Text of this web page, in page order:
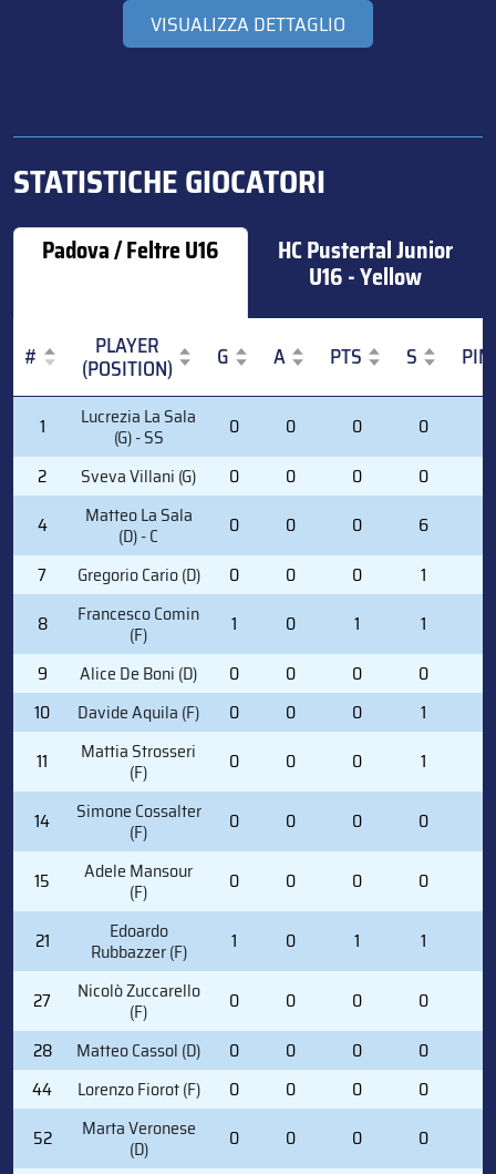
VISUALIZZA DETTAGLIO
STATISTICHE GIOCATORI
Padova / Feltre U16 HC Pustertal Junior
U16 - Yellow
# PLAYER
(POSITION) G A PTS S
PIM
PLAYER
(POSITION)
1 Lucrezia La Sala
(G) - SS 0 0 0 0
2
Sveva Villani (G) 0 0 0 0
4
Matteo La Sala
(D) - C 0 0 0 6
7
Gregorio Cario (D) 0 0 0 1
8
Francesco Comin
(F) 1 0 1 1
9
Alice De Boni (D) 0 0 0 0
10
Davide Aquila (F) 0 0 0 1
11
Mattia Strosseri
(F) 0 0 0 1
14 Simone Cossalter
(F) 0 0 0 0
15 Adele Mansour
(F) 0 0 0 0
21 Edoardo
Rubbazzer (F) 1 0 1 1
27 Nicolò Zuccarello
(F) 0 0 0 0
28
Matteo Cassol (D) 0 0 0 0
44
Lorenzo Fiorot (F) 0 0 0 0
52
Marta Veronese
(D) 0 0 0 0